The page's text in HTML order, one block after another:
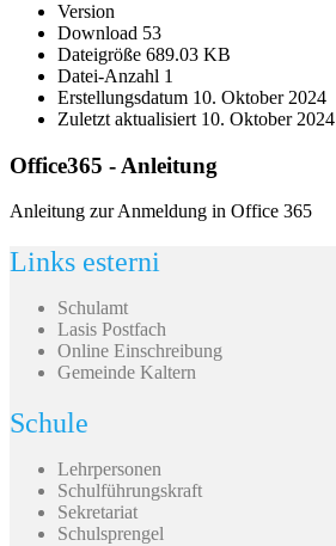
Version
Download 53
Dateigröße 689.03 KB
Datei-Anzahl 1
Erstellungsdatum 10. Oktober 2024
Zuletzt aktualisiert 10. Oktober 2024
Office365 - Anleitung
Anleitung zur Anmeldung in Office 365
Links esterni
Schulamt
Lasis Postfach
Online Einschreibung
Gemeinde Kaltern
Schule
Lehrpersonen
Schulführungskraft
Sekretariat
Schulsprengel